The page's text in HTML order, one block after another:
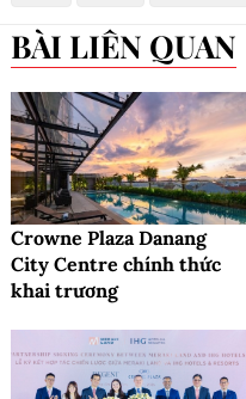
BÀI LIÊN QUAN
Crowne Plaza Danang
City Centre chính thức
khai trương